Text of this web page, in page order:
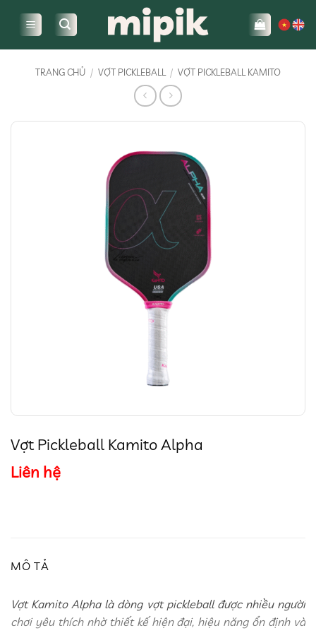
TRANG CHỦ / VỢT PICKLEBALL / VỢT PICKLEBALL KAMITO
Vợt Pickleball Kamito Alpha
Liên hệ
MÔ TẢ
Vợt Kamito Alpha là dòng vợt pickleball được nhiều người
chơi yêu thích nhờ thiết kế hiện đại, hiệu năng ổn định và